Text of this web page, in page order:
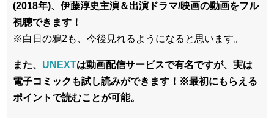
(2018年)、伊藤淳史主演＆出演ドラマ/映画の動画をフル
視聴できます！
※白日の鴉2も、今後見れるようになると思います。
また、 UNEXTは動画配信サービスで有名ですが、実は
電子コミックも試し読みができます！※最初にもらえる
ポイントで読むことが可能。